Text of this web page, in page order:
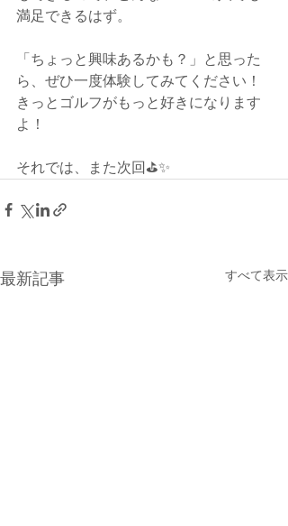
満足できるはず。
「ちょっと興味あるかも？」と思った
ら、ぜひ一度体験してみてください！
きっとゴルフがもっと好きになります
よ！
それでは、また次回⛳✨
最新記事 すべて表示